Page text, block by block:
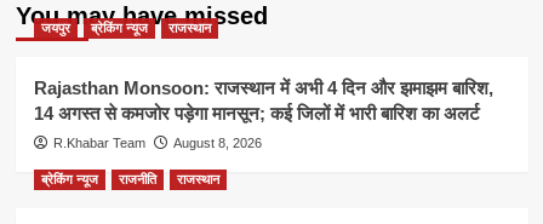
You may have missed
जयपुर ब्रेकिंग न्यूज राजस्थान
Rajasthan Monsoon: राजस्थान में अभी 4 दिन और झमाझम बारिश,
14 अगस्त से कमजोर पड़ेगा मानसून; कई जिलों में भारी बारिश का अलर्ट
R.Khabar Team August 8, 2026
ब्रेकिंग न्यूज राजनीति राजस्थान